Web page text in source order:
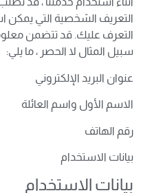
التعريف الشخصية التي يمكن
التعرف عليك. قد تتضمن
سبيل المثال لا الحصر ، ما يلي:
عنوان البريد الإلكتروني
الاسم الأول واسم العائلة
رقم الهاتف
بيانات الاستخدام
بيانات الاستخدام